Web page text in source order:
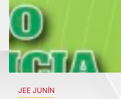
JEE JUNÍN